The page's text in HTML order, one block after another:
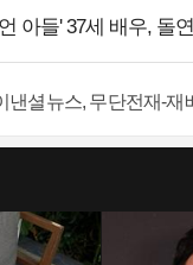
들' 37세 배우, 돌연 사망
셜뉴스, 무단전재-재